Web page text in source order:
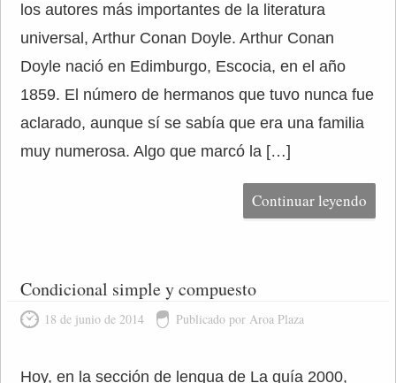
los autores más importantes de la literatura
universal, Arthur Conan Doyle. Arthur Conan
Doyle nació en Edimburgo, Escocia, en el año
1859. El número de hermanos que tuvo nunca fue
aclarado, aunque sí se sabía que era una familia
muy numerosa. Algo que marcó la […]
Continuar leyendo
Condicional simple y compuesto
18 de junio de 2014 Publicado por Aroa Plaza
Hoy, en la sección de lengua de La guía 2000,